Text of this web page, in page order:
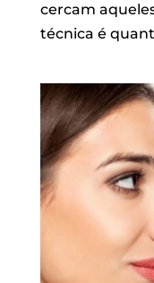
cercam
técnica é